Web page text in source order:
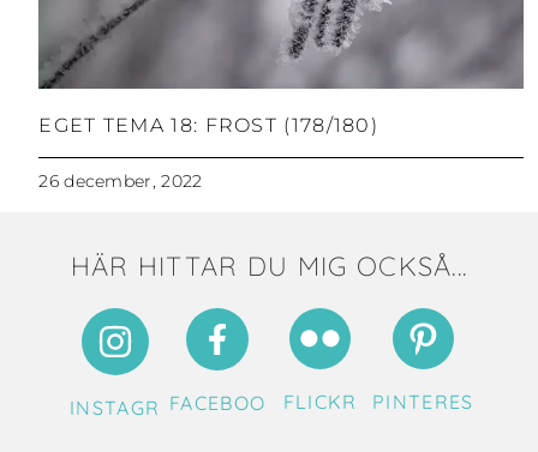
EGET TEMA 18: FROST (178/180)
26 december, 2022
HÄR HITTAR DU MIG OCKSÅ...
INSTAGR FACEBOO FLICKR PINTERES